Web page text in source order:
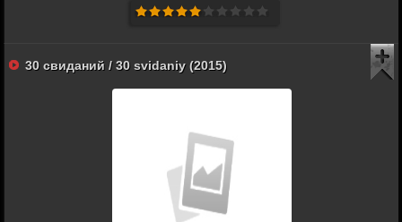
30 свиданий / 30 svidaniy (2015)